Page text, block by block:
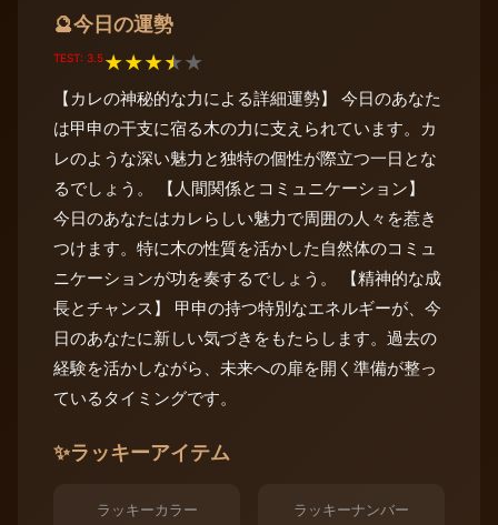
🔮今日の運勢
TEST: 3.5★★★★★
【カレの神秘的な力による詳細運勢】 今日のあなた
は甲申の干支に宿る木の力に支えられています。カ
レのような深い魅力と独特の個性が際立つ一日とな
るでしょう。 【人間関係とコミュニケーション】
今日のあなたはカレらしい魅力で周囲の人々を惹き
つけます。特に木の性質を活かした自然体のコミュ
ニケーションが功を奏するでしょう。 【精神的な成
長とチャンス】 甲申の持つ特別なエネルギーが、今
日のあなたに新しい気づきをもたらします。過去の
経験を活かしながら、未来への扉を開く準備が整っ
ているタイミングです。
✨ラッキーアイテム
ラッキーカラー ラッキーナンバー